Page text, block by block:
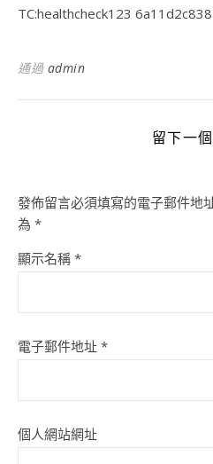
TC:healthcheck123
通過 admin
留下一
發佈留言必須填寫的電子郵件地
為 *
顯示名稱 *
電子郵件地址 *
個人網站網址